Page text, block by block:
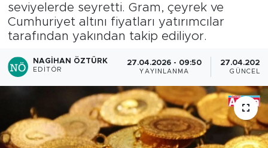
seviyelerde seyretti. Gram, çeyrek ve
Cumhuriyet altını fiyatları yatırımcılar
tarafından yakından takip ediliyor.
NAGIHAN ÖZTÜRK
EDITÖR
27.04.2026 - 09:50
YAYINLANMA
27.04.2026
Son Dakika Haberleri
Haber Arşivi